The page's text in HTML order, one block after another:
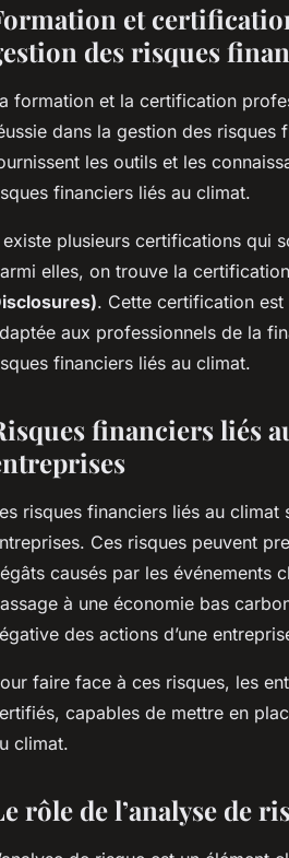
et
des risques
formation et la certification
dans la gestion des
les outils et les
financiers liés au climat.
existe plusieurs certifications qui
elles, on trouve la certification
. Cette certification
aux professionnels de la
financiers liés au climat.
financiers liés
risques financiers liés au
Ces risques peuvent
causés par les événements
à une économie bas
des actions d’une
faire face à ces risques, les
capables de mettre en
climat.
rôle de l’analyse de